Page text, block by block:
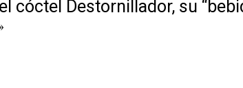
cóctel Destornillador, su